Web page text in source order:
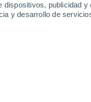
dispositivos, publicidad y
y desarrollo de